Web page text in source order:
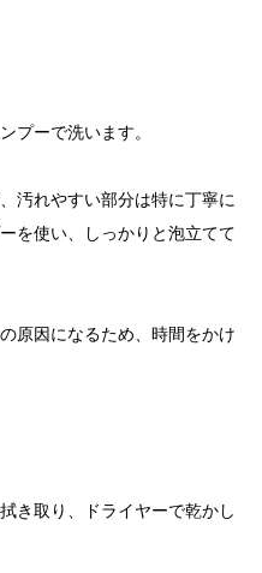
プーで洗います。
汚れやすい部分は特に丁寧に
を使い、しっかりと泡立てて
原因になるため、時間をかけ
き取り、ドライヤーで乾かし